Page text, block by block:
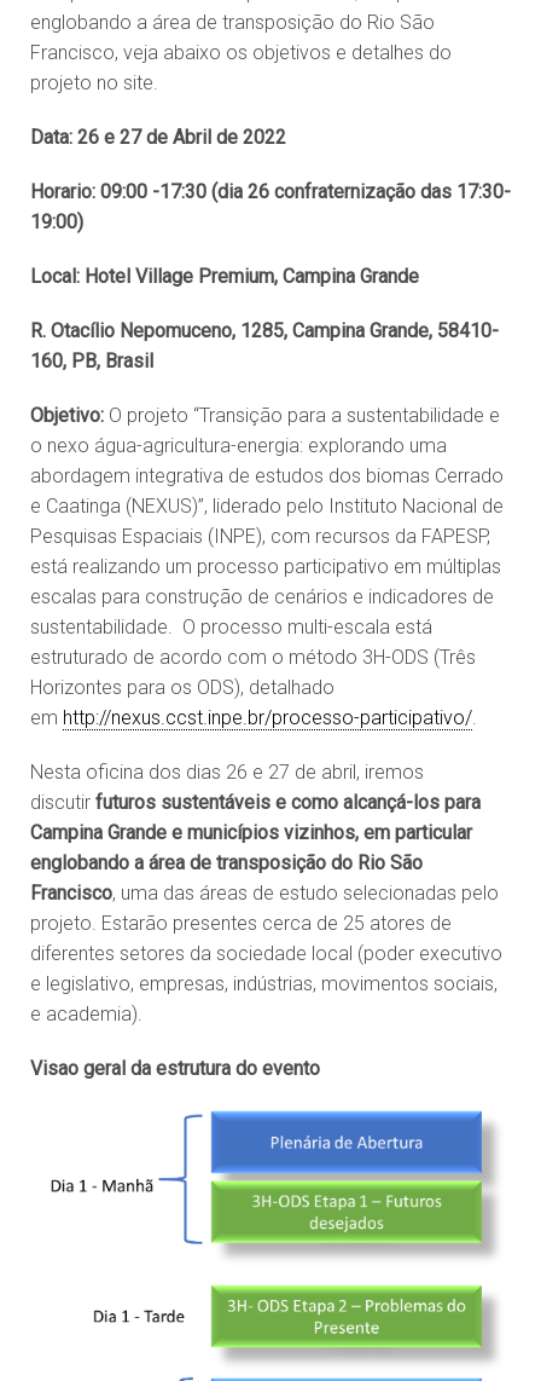
englobando a área de transposição do Rio São
Francisco, veja abaixo os objetivos e detalhes do
projeto no site.
Data: 26 e 27 de Abril de 2022
Horario: 09:00 -17:30 (dia 26 confraternização das 17:30-
19:00)
Local: Hotel Village Premium, Campina Grande
R. Otacílio Nepomuceno, 1285, Campina Grande, 58410-
160, PB, Brasil
Objetivo: O projeto “Transição para a sustentabilidade e
o nexo água-agricultura-energia: explorando uma
abordagem integrativa de estudos dos biomas Cerrado
e Caatinga (NEXUS)”, liderado pelo Instituto Nacional de
Pesquisas Espaciais (INPE), com recursos da FAPESP,
está realizando um processo participativo em múltiplas
escalas para construção de cenários e indicadores de
sustentabilidade. O processo multi-escala está
estruturado de acordo com o método 3H-ODS (Três
Horizontes para os ODS), detalhado
em http://nexus.ccst.inpe.br/processo-participativo/.
Nesta oficina dos dias 26 e 27 de abril, iremos
discutir futuros sustentáveis e como alcançá-los para
Campina Grande e municípios vizinhos, em particular
englobando a área de transposição do Rio São
Francisco, uma das áreas de estudo selecionadas pelo
projeto. Estarão presentes cerca de 25 atores de
diferentes setores da sociedade local (poder executivo
e legislativo, empresas, indústrias, movimentos sociais,
e academia).
Visao geral da estrutura do evento